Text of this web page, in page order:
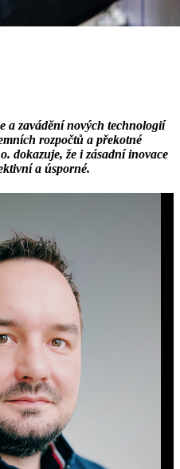
a zavádění nových technologií
rozpočtů a překotné
dokazuje, že i zásadní inovace
a úsporné.